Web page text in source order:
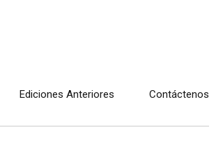
Ediciones Anteriores Contáctenos